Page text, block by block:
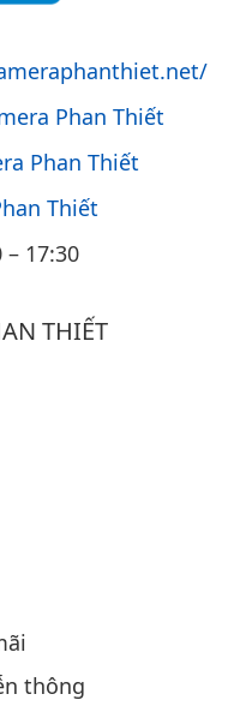
Phan Thiết
Phan Thiết
Thiết
– 17:30
THIẾT
thông